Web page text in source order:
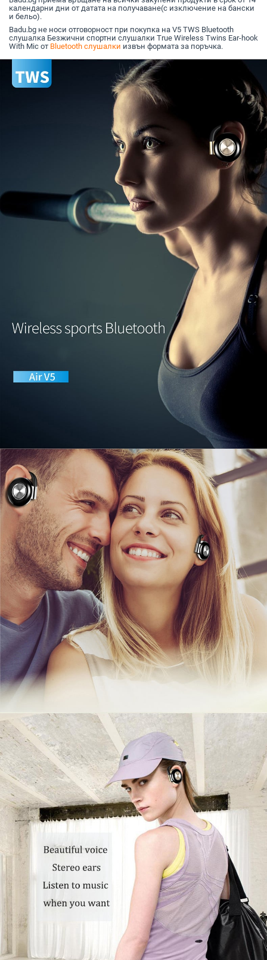
календарни дни от датата на получаване(с изключение на бански
и бельо).
Badu.bg не носи отговорност при покупка на V5 TWS Bluetooth
слушалка Безжични спортни слушалки True Wireless Twins Ear-hook
With Mic от Bluetooth слушалки извън формата за поръчка.